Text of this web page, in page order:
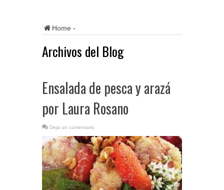
Home -
Archivos del Blog
Ensalada de pesca y arazá
por Laura Rosano
Deja un comentario